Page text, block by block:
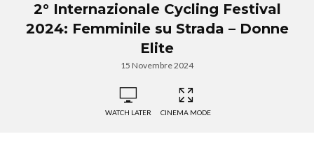
2° Internazionale Cycling Festival
2024: Femminile su Strada – Donne
Elite
15 Novembre 2024
WATCH LATER CINEMA MODE